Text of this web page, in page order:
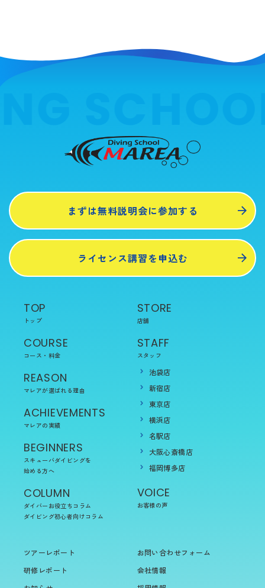
まずは無料説明会に参加する
ライセンス講習を申込む
TOP
トップ
COURSE
コース・料金
REASON
マレアが選ばれる理由
ACHIEVEMENTS
マレアの実績
BEGINNERS
スキューバダイビングを
始める方へ
COLUMN
ダイバーお役立ちコラム
ダイビング初心者向けコラム
STORE
店舗
STAFF
スタッフ
池袋店
新宿店
東京店
横浜店
名駅店
大阪心斎橋店
福岡博多店
VOICE
お客様の声
ツアーレポート
研修レポート
お問い合わせフォーム
会社情報